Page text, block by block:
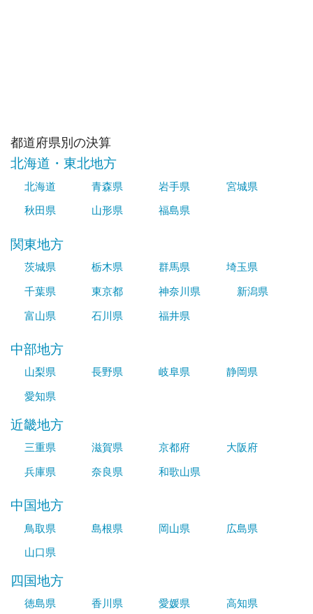
都道府県別の決算
北海道・東北地方
北海道 青森県 岩手県
宮城県
秋田県
山形県 福島県
関東地方
茨城県 栃木県 群馬県
埼玉県
千葉県
東京都 神奈川県
新潟県
富山県
石川県 福井県
中部地方
山梨県 長野県 岐阜県
静岡県
愛知県
近畿地方
三重県 滋賀県 京都府
大阪府
兵庫県
奈良県 和歌山県
中国地方
鳥取県 島根県 岡山県
広島県
山口県
四国地方
徳島県 香川県 愛媛県 高知県